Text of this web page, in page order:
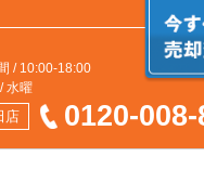
/ 10:00-18:00
水曜
店 0120-